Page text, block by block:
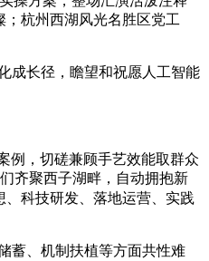
杭州西湖风光名胜区党工
长径，瞻望和祝愿人工智能
例，切磋兼顾手艺效能取群众
齐聚西子湖畔，自动拥抱新
、科技研发、落地运营、实践
蓄、机制扶植等方面共性难